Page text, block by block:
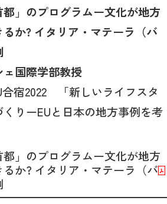
都」のプログラムー文化が地方
か? イタリア・マテーラ（バ
国際学部教授
合宿2022 「新しいライフスタ
りーEUと日本の地方事例を考
都」のプログラムー文化が地方
か? イタリア・マテーラ（バ